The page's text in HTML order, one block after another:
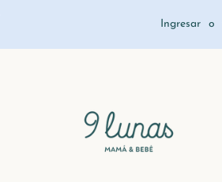
Ingresar o